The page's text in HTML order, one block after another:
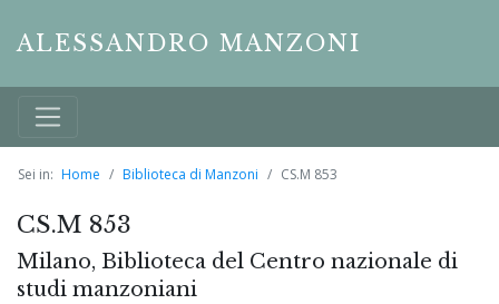
ALESSANDRO MANZONI
Sei in: Home Biblioteca di Manzoni CS.M 853
CS.M 853
Milano, Biblioteca del Centro nazionale di
studi manzoniani